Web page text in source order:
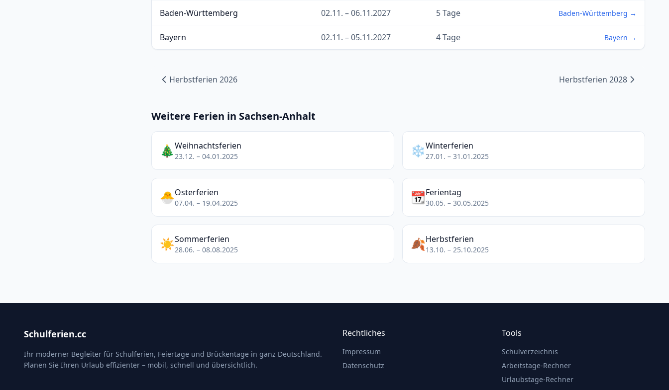
Baden-Württemberg 02.11. – 06.11.2027 5 Tage Baden-Württemberg →
Bayern 02.11. – 05.11.2027 4 Tage Bayern →
Herbstferien 2026 Herbstferien 2028
Weitere Ferien in Sachsen-Anhalt
🎄Weihnachtsferien
23.12. – 04.01.2025 ❄️Winterferien
27.01. – 31.01.2025
🐣Osterferien
07.04. – 19.04.2025 📆Ferientag
30.05. – 30.05.2025
☀️Sommerferien
28.06. – 08.08.2025 🍂Herbstferien
13.10. – 25.10.2025
Schulferien.cc
Ihr moderner Begleiter für Schulferien, Feiertage und Brückentage in ganz Deutschland.
Planen Sie Ihren Urlaub effizienter – mobil, schnell und übersichtlich.
Rechtliches
Impressum
Datenschutz
Tools
Schulverzeichnis
Arbeitstage-Rechner
Urlaubstage-Rechner